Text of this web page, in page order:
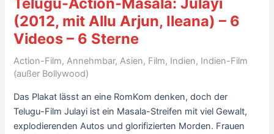
–
mit
Video
5
(2012, mit Allu Arjun, Ileana) – 6
Videos – 6 Sterne
Action-Film,Annehmbar,Asien, Film, Indien, Indien-Film
(außer Bollywood)
Das Plakat lässt an eine RomKom denken, doch der
Telugu-Film Julayi ist ein Masala-Streifen mit viel Gewalt,
explodierenden Autos und glorifizierten Morden. Frauen